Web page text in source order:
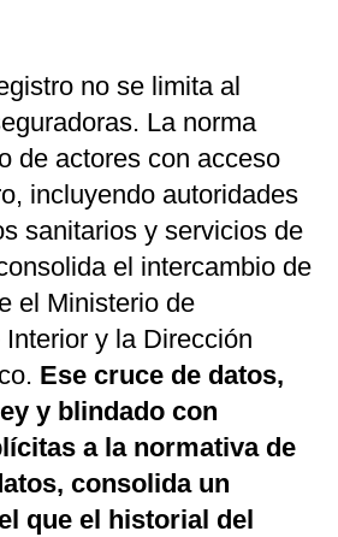
no se limita al
La norma
de actores con acceso
incluyendo autoridades
sanitarios y servicios de
el intercambio de
el Ministerio de
y la Dirección
Ese cruce de datos,
y blindado con
a la normativa de
consolida un
que el historial del